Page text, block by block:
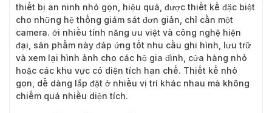
thiết bị an ninh nhỏ gọn, hiệu quả, được thiết kế đặc biệt
cho những hệ thống giám sát đơn giản, chỉ cần một
camera. ới nhiều tính năng ưu việt và công nghệ hiện
đại, sản phẩm này đáp ứng tốt nhu cầu ghi hình, lưu trữ
và xem lại hình ảnh cho các hộ gia đình, cửa hàng nhỏ
hoặc các khu vực có diện tích hạn chế. Thiết kế nhỏ
gọn, dễ dàng lắp đặt ở nhiều vị trí khác nhau mà không
chiếm quá nhiều diện tích.